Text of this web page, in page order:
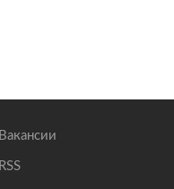
Вакансии
RSS